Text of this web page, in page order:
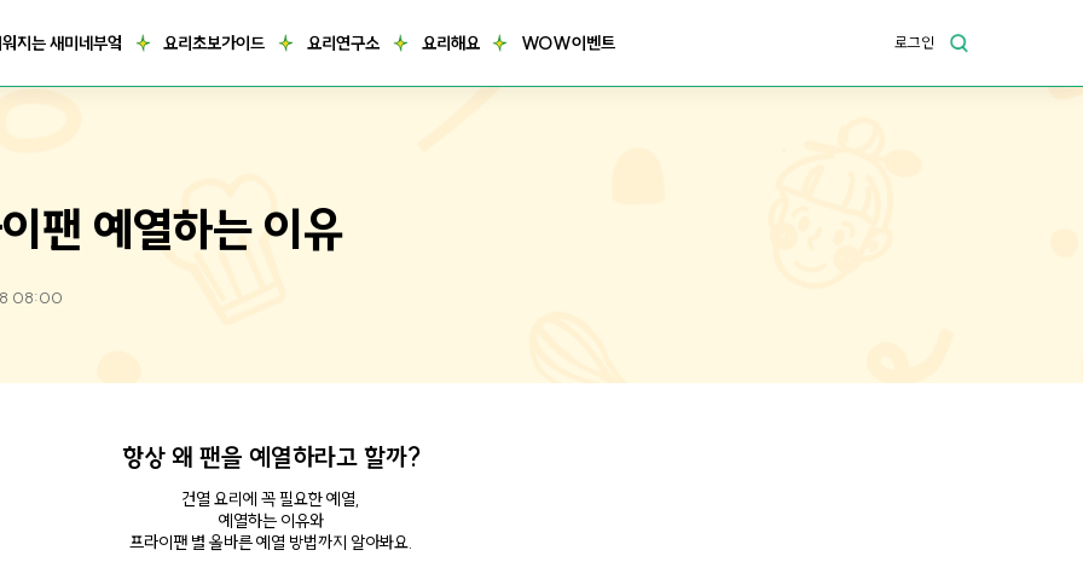
지는 새미네부엌 요리초보가이드 요리연구소 요리해요 WOW이벤트 로그인
팬 예열하는 이유
08:00
항상 왜 팬을 예열하라고 할까?
건열 요리에 꼭 필요한 예열,
예열하는 이유와
프라이팬 별 올바른 예열 방법까지 알아봐요.